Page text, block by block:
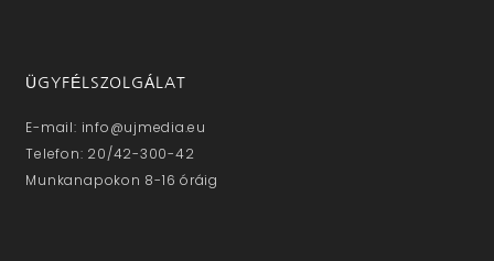
ÜGYFÉLSZOLGÁLAT
E-mail: info@ujmedia.eu
Telefon: 20/42-300-42
Munkanapokon 8-16 óráig